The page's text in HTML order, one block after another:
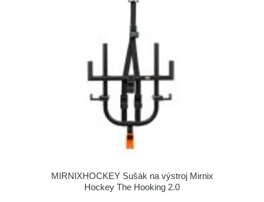
MIRNIXHOCKEY Sušák na výstroj Mirnix
Hockey The Hooking 2.0